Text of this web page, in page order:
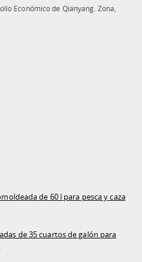
Económico de Qianyang. Zona,
de 60 l para pesca y caza
de 35 cuartos de galón para